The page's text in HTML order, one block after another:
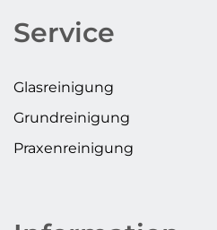
Service
Glasreinigung
Grundreinigung
Praxenreinigung